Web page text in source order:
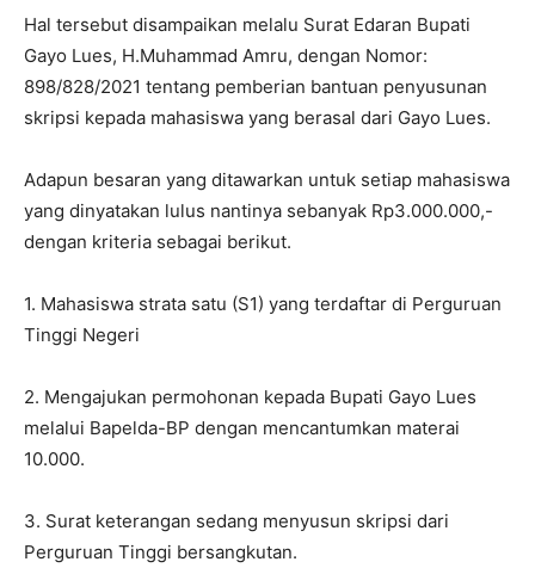
Hal tersebut disampaikan melalu Surat Edaran Bupati
Gayo Lues, H.Muhammad Amru, dengan Nomor:
898/828/2021 tentang pemberian bantuan penyusunan
skripsi kepada mahasiswa yang berasal dari Gayo Lues.
Adapun besaran yang ditawarkan untuk setiap mahasiswa
yang dinyatakan lulus nantinya sebanyak Rp3.000.000,-
dengan kriteria sebagai berikut.
1. Mahasiswa strata satu (S1) yang terdaftar di Perguruan
Tinggi Negeri
2. Mengajukan permohonan kepada Bupati Gayo Lues
melalui Bapelda-BP dengan mencantumkan materai
10.000.
3. Surat keterangan sedang menyusun skripsi dari
Perguruan Tinggi bersangkutan.